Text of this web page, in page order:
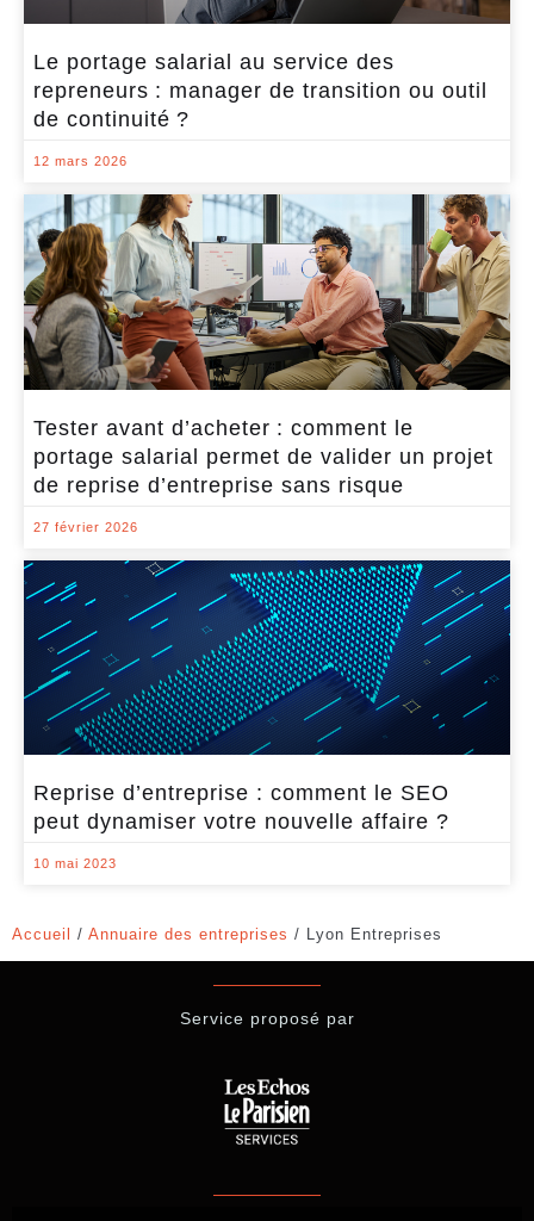
Le portage salarial au service des
repreneurs : manager de transition ou outil
de continuité ?
12 mars 2026
Tester avant d’acheter : comment le
portage salarial permet de valider un projet
de reprise d’entreprise sans risque
27 février 2026
Reprise d’entreprise : comment le SEO
peut dynamiser votre nouvelle affaire ?
10 mai 2023
Accueil / Annuaire des entreprises / Lyon Entreprises
Service proposé par